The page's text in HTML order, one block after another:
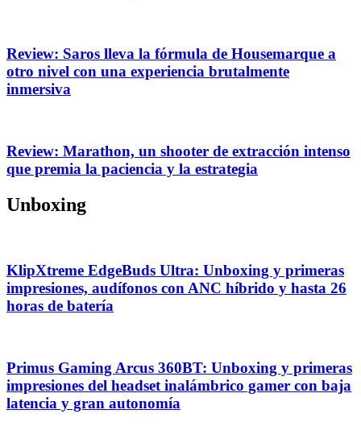
Review: Saros lleva la fórmula de Housemarque a
otro nivel con una experiencia brutalmente
inmersiva
Review: Marathon, un shooter de extracción intenso
que premia la paciencia y la estrategia
Unboxing
KlipXtreme EdgeBuds Ultra: Unboxing y primeras
impresiones, audífonos con ANC híbrido y hasta 26
horas de batería
Primus Gaming Arcus 360BT: Unboxing y primeras
impresiones del headset inalámbrico gamer con baja
latencia y gran autonomía